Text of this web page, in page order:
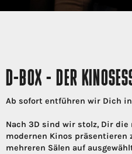
D-BOX - DER
Ab sofort entführen wir Dich
Nach 3D sind wir stolz, Dir die
modernen Kinos präsentieren
mehreren Sälen auf